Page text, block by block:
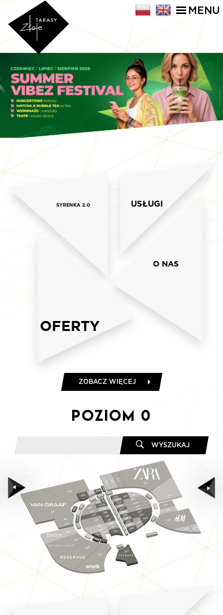
MENU
SYRENKA 2.0 USŁUGI
OFERTY
O NAS
ZOBACZ WIĘCEJ
Poziom 0
WYSZUKAJ
051
050
052
054
055
056
057
058
059
060
049
048a
075
076
077
079
080
081
082
083
062
S018
S017
S016
S024
S015
S014
S013
047
045
S012
074a
S011
074
089
088
087
086
084
044
043
073
072
070
069
067
064
065
066
S0
0
5
S0
0
6
S0
0
7
S008 S009
S022a
S022
S021
S020
022
024
015
012
010
009
S001
003 008 S023
025
007
S003 S019 019
026
025a
006 S002
001
041
039
037
035
034
S010
030
031
S004
S00
4a